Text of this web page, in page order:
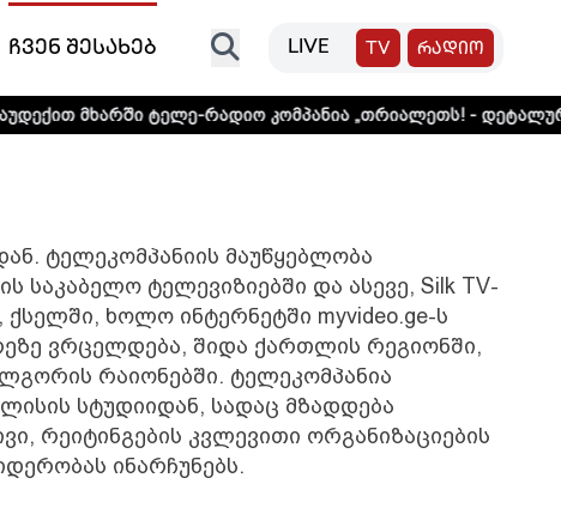
ჩვენ შესახებ LIVE TV რადიო
მხარში ტელე-რადიო კომპანია „თრიალეთს! - დეტალური
ტელეკომპანიის მაუწყებლობა
ტელევიზიებში და ასევე, Silk TV-
ქსელში, ხოლო ინტერნეტში myvideo.ge-ს
ვრცელდება, შიდა ქართლის რეგიონში,
რაიონებში. ტელეკომპანია
სტუდიიდან, სადაც მზადდება
რეიტინგების კვლევითი ორგანიზაციების
ინარჩუნებს.